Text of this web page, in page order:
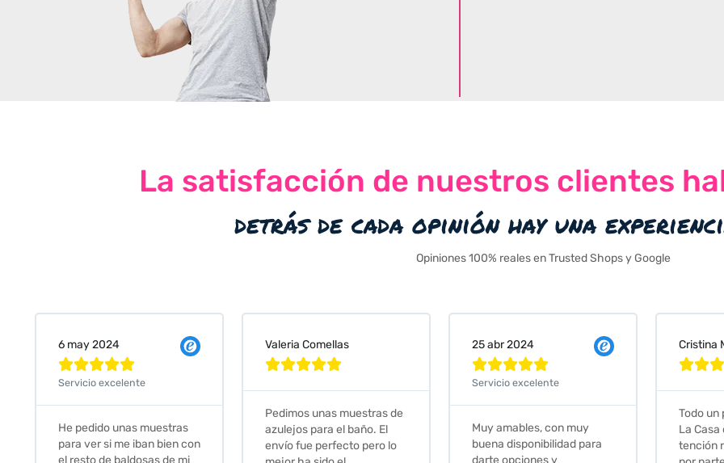
La satisfacción de nuestros clientes
detrás de cada opinión hay una
Opiniones 100% reales en Trusted Shops y Google
Valeria Comellas

azulejos para el baño. El
envío fue perfecto pero lo
25 abr 2024

Muy amables, con muy
buena disponibilidad para
darte opciones y
Cristina Martin Serrano

La Casa de los Azulejos. La
tención recibida, sobretodo

muy
sus